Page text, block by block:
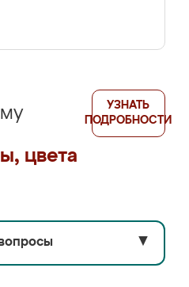
цвета
УЗНАТЬ
ПОДРОБНОСТИ
▼